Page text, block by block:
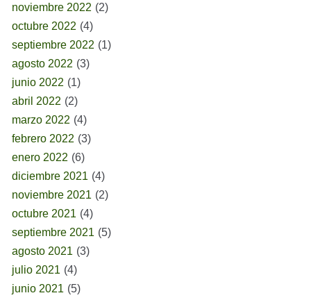
noviembre 2022 (2)
octubre 2022 (4)
septiembre 2022 (1)
agosto 2022 (3)
junio 2022 (1)
abril 2022 (2)
marzo 2022 (4)
febrero 2022 (3)
enero 2022 (6)
diciembre 2021 (4)
noviembre 2021 (2)
octubre 2021 (4)
septiembre 2021 (5)
agosto 2021 (3)
julio 2021 (4)
junio 2021 (5)